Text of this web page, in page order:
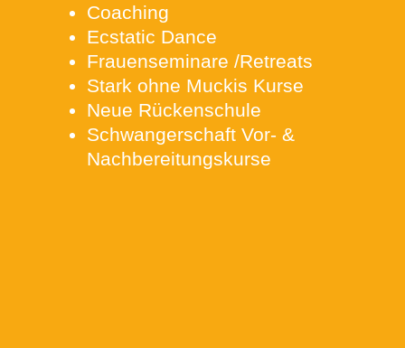
Coaching
Ecstatic Dance
Frauenseminare /Retreats
Stark ohne Muckis Kurse
Neue Rückenschule
Schwangerschaft Vor- &
Nachbereitungskurse